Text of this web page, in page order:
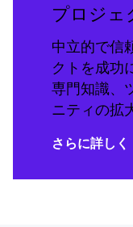
プロジェ
中立的で信
クトを成功
専門知識、
ニティの拡
さらに詳しく